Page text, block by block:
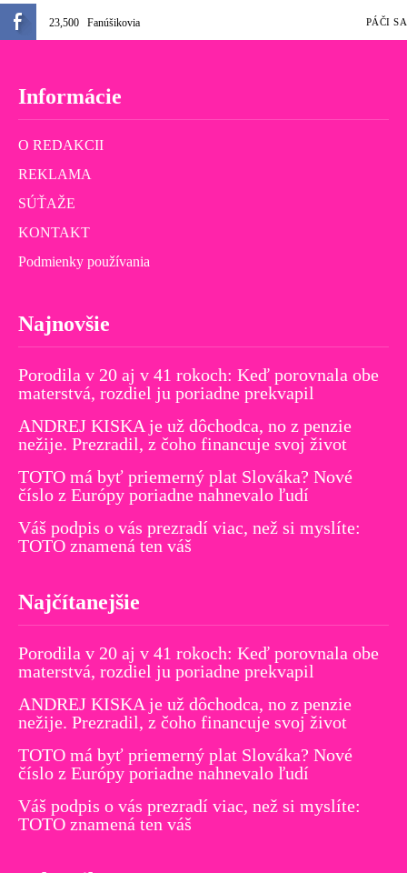
23,500 Fanúšikovia PÁČI SA
Informácie
O REDAKCII
REKLAMA
SÚŤAŽE
KONTAKT
Podmienky používania
Najnovšie
Porodila v 20 aj v 41 rokoch: Keď porovnala obe
materstvá, rozdiel ju poriadne prekvapil
ANDREJ KISKA je už dôchodca, no z penzie
nežije. Prezradil, z čoho financuje svoj život
TOTO má byť priemerný plat Slováka? Nové
číslo z Európy poriadne nahnevalo ľudí
Váš podpis o vás prezradí viac, než si myslíte:
TOTO znamená ten váš
Najčítanejšie
Porodila v 20 aj v 41 rokoch: Keď porovnala obe
materstvá, rozdiel ju poriadne prekvapil
ANDREJ KISKA je už dôchodca, no z penzie
nežije. Prezradil, z čoho financuje svoj život
TOTO má byť priemerný plat Slováka? Nové
číslo z Európy poriadne nahnevalo ľudí
Váš podpis o vás prezradí viac, než si myslíte:
TOTO znamená ten váš